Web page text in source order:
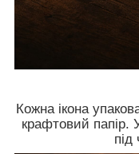
Кожна ікона
крафтовий папір.
під